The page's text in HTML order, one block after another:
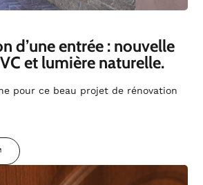
d’une entrée : nouvelle
et lumière naturelle.
pour ce beau projet de rénovation